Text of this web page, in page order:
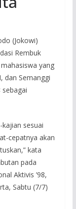
(Jokowi)
Rembuk
yang
dan Semanggi
sesuai
cepatnya akan
kata
pada
Aktivis ’98,
Sabtu (7/7)